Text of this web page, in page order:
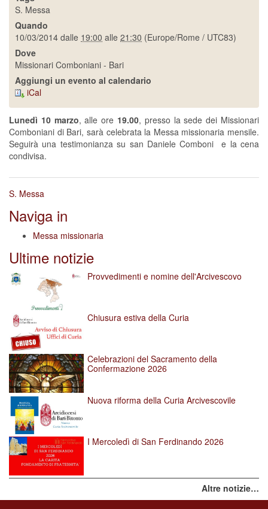
S. Messa
Quando
10/03/2014 dalle 19:00 alle 21:30 (Europe/Rome / UTC83)
Dove
Missionari Comboniani - Bari
Aggiungi un evento al calendario
iCal
Lunedì 10 marzo, alle ore 19.00, presso la sede dei Missionari
Comboniani di Bari, sarà celebrata la Messa missionaria mensile.
Seguirà una testimonianza su san Daniele Comboni e la cena
condivisa.
S. Messa
Naviga in
Messa missionaria
Ultime notizie
Provvedimenti e nomine dell'Arcivescovo
Chiusura estiva della Curia
Celebrazioni del Sacramento della
Confermazione 2026
Nuova riforma della Curia Arcivescovile
I Mercoledì di San Ferdinando 2026
Altre notizie…